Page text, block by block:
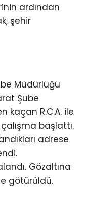
ardından
şehir
Müdürlüğü
Şube
kaçan R.C.A. ile
başlattı.
adrese
Gözaltına
götürüldü.